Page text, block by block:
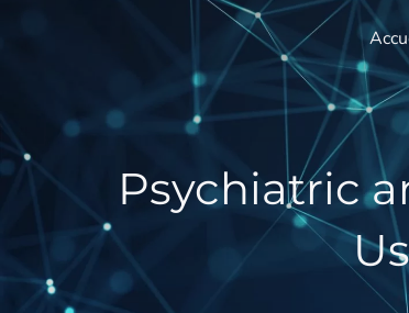
Psychiatric